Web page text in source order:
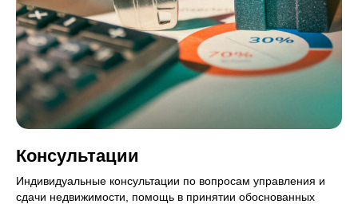
Консультации
Индивидуальные консультации по вопросам управления и
сдачи недвижимости, помощь в принятии обоснованных